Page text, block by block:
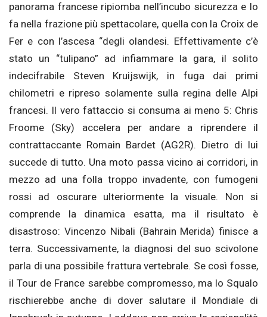
panorama francese ripiomba nell’incubo sicurezza e lo
fa nella frazione più spettacolare, quella con la Croix de
Fer e con l’ascesa “degli olandesi. Effettivamente c’è
stato un “tulipano” ad infiammare la gara, il solito
indecifrabile Steven Kruijswijk, in fuga dai primi
chilometri e ripreso solamente sulla regina delle Alpi
francesi. Il vero fattaccio si consuma ai meno 5: Chris
Froome (Sky) accelera per andare a riprendere il
contrattaccante Romain Bardet (AG2R). Dietro di lui
succede di tutto. Una moto passa vicino ai corridori, in
mezzo ad una folla troppo invadente, con fumogeni
rossi ad oscurare ulteriormente la visuale. Non si
comprende la dinamica esatta, ma il risultato è
disastroso: Vincenzo Nibali (Bahrain Merida) finisce a
terra. Successivamente, la diagnosi del suo scivolone
parla di una possibile frattura vertebrale. Se così fosse,
il Tour de France sarebbe compromesso, ma lo Squalo
rischierebbe anche di dover salutare il Mondiale di